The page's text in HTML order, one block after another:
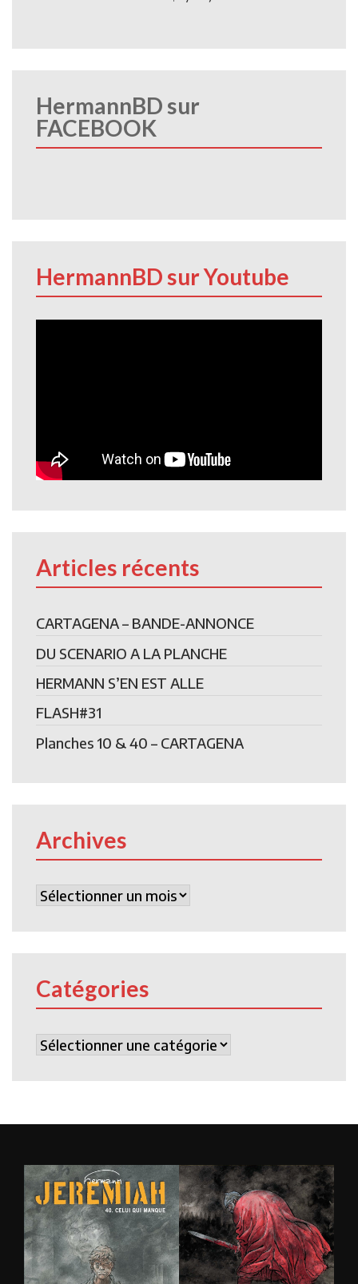
HermannBD sur
FACEBOOK
HermannBD sur Youtube
Articles récents
CARTAGENA – BANDE-ANNONCE
DU SCENARIO A LA PLANCHE
HERMANN S’EN EST ALLE
FLASH#31
Planches 10 & 40 – CARTAGENA
Archives
Archives
Catégories
Catégories